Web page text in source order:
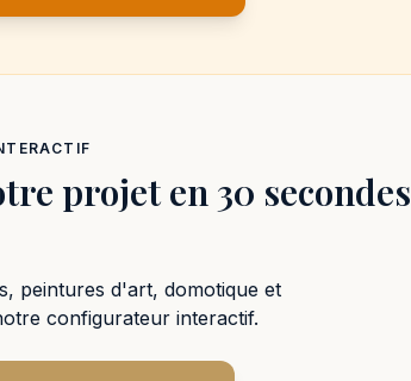
projet en 30 secondes
peintures d'art, domotique et
configurateur interactif.